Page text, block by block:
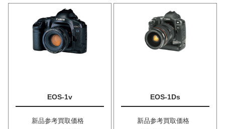
EOS-1v
新品参考買取価格
EOS-1Ds
新品参考買取価格